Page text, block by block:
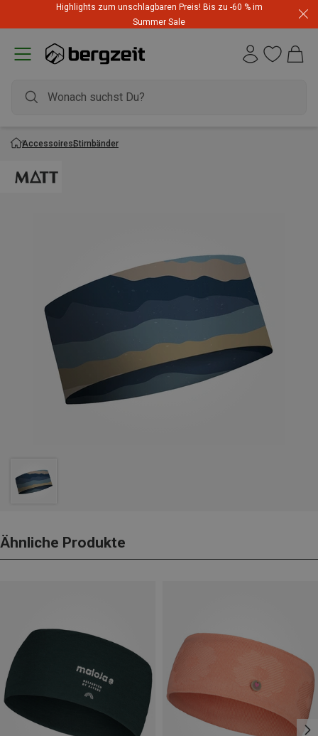
Highlights zum unschlagbaren Preis! Bis zu -60 % im
Summer Sale
AccessoiresStirnbänder
Ähnliche Produkte